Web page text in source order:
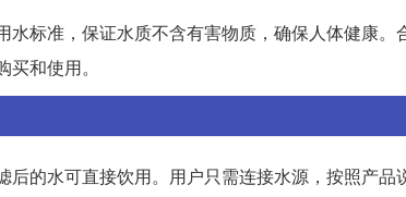
水标准，保证水质不含有害物质，确保人体健康
和使用。
的水可直接饮用。用户只需连接水源，按照产